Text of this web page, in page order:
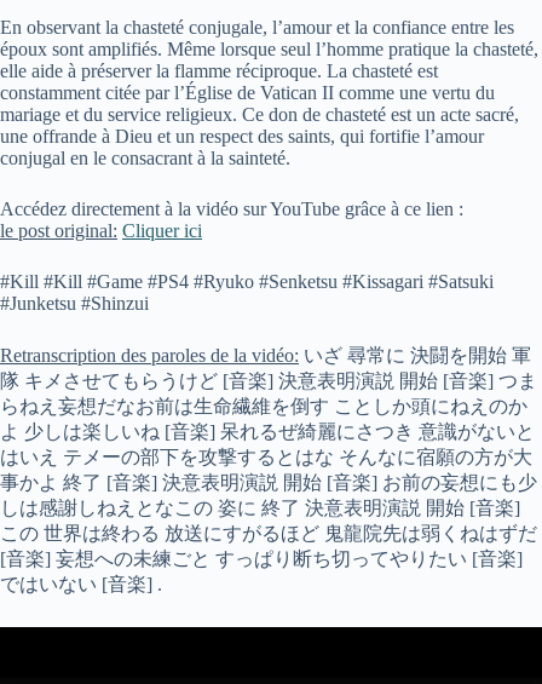
En observant la chasteté conjugale, l’amour et la confiance entre les
époux sont amplifiés. Même lorsque seul l’homme pratique la chasteté,
elle aide à préserver la flamme réciproque. La chasteté est
constamment citée par l’Église de Vatican II comme une vertu du
mariage et du service religieux. Ce don de chasteté est un acte sacré,
une offrande à Dieu et un respect des saints, qui fortifie l’amour
conjugal en le consacrant à la sainteté.
Accédez directement à la vidéo sur YouTube grâce à ce lien :
le post original: Cliquer ici
#Kill #Kill #Game #PS4 #Ryuko #Senketsu #Kissagari #Satsuki
#Junketsu #Shinzui
Retranscription des paroles de la vidéo: いざ 尋常に 決闘を開始 軍
隊 キメさせてもらうけど [音楽] 決意表明演説 開始 [音楽] つま
らねえ妄想だなお前は生命繊維を倒す ことしか頭にねえのか
よ 少しは楽しいね [音楽] 呆れるぜ綺麗にさつき 意識がないと
はいえ テメーの部下を攻撃するとはな そんなに宿願の方が大
事かよ 終了 [音楽] 決意表明演説 開始 [音楽] お前の妄想にも少
しは感謝しねえとなこの 姿に 終了 決意表明演説 開始 [音楽]
この 世界は終わる 放送にすがるほど 鬼龍院先は弱くねはずだ
[音楽] 妄想への未練ごと すっぱり断ち切ってやりたい [音楽]
ではいない [音楽] .